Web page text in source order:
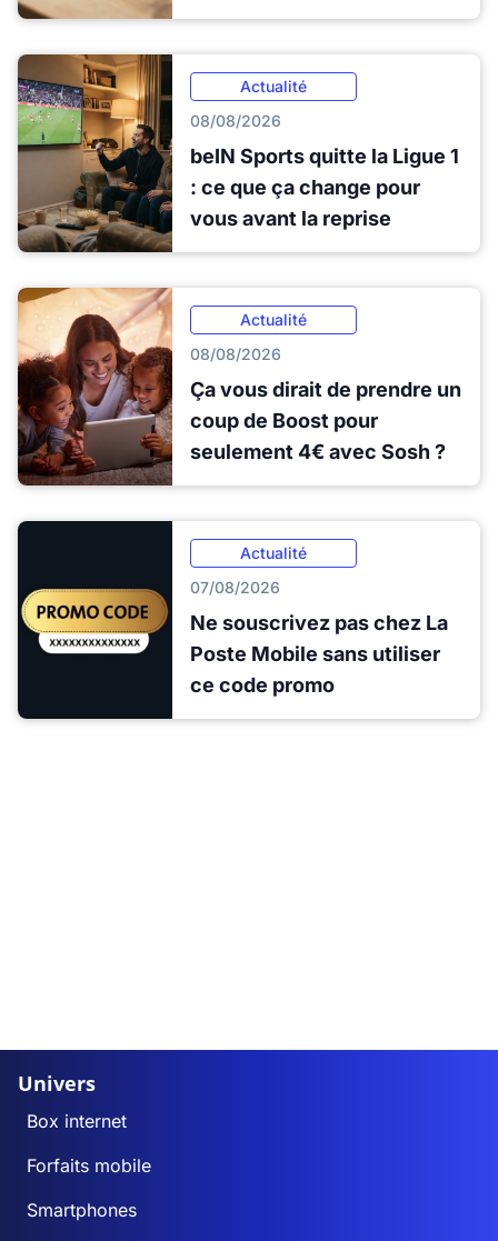
Actualité
08/08/2026
beIN Sports quitte la Ligue 1
: ce que ça change pour
vous avant la reprise
Actualité
08/08/2026
Ça vous dirait de prendre un
coup de Boost pour
seulement 4€ avec Sosh ?
Actualité
07/08/2026
Ne souscrivez pas chez La
Poste Mobile sans utiliser
ce code promo
Univers
Box internet
Forfaits mobile
Smartphones